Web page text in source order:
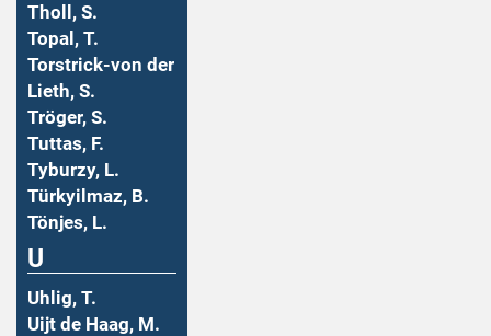
Tholl, S.
Topal, T.
Torstrick-von der
Lieth, S.
Tröger, S.
Tuttas, F.
Tyburzy, L.
Türkyilmaz, B.
Tönjes, L.
U
Uhlig, T.
Uijt de Haag, M.